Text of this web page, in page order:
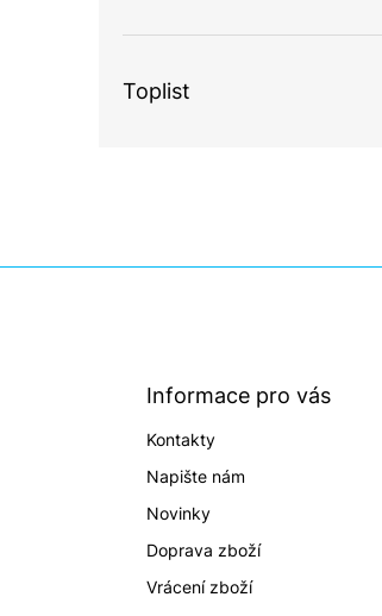
Toplist
Informace pro vás
Kontakty
Napište nám
Novinky
Doprava zboží
Vrácení zboží